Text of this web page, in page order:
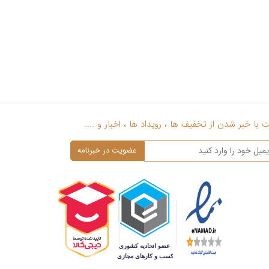
مدل‌های انگشتر مردانه جواهر که در ایران هم طرفداران بی‌شماری
به ویژه اگر با نگین‌های جواهر ترکیب شده باشد.
رولکس زنانه طلای زیادی مصرف می‌شود، علاوه بر آن نوع ساخت خاص و
می‌گردد. همچنین اگر یک انگشتر رولکس زنانه دارای نگین هم
تمام شده انگشتر اضافه می‌گردد و باعث افزایش قیمت انگشتر رولکس
با خبر شدن از تخفیف ها ، رویداد ها ، اخبار و ....